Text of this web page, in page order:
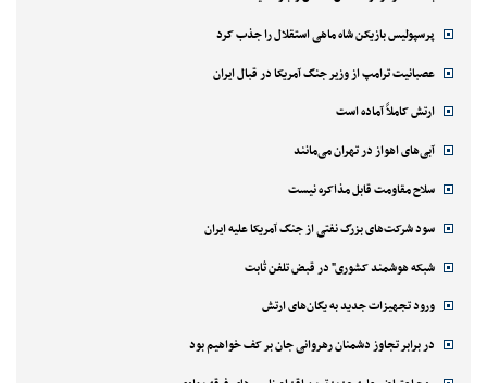
پرسپولیس بازیکن شاه ماهی استقلال را جذب کرد
عصبانیت ترامپ از وزیر جنگ آمریکا در قبال ایران
ارتش کاملاً آماده است
آبی‌های اهواز در تهران می‌مانند
سلاح مقاومت قابل مذاکره نیست
سود شرکت‌های بزرگ نفتی از جنگ آمریکا علیه ایران
شبکه هوشمند کشوری" در قبض تلفن ثابت
ورود تجهیزات جدید به یگان‌های ارتش
در برابر تجاوز دشمنان رهروانی جان بر کف خواهیم بود